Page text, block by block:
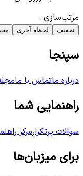
مرتب‌سازی :
تخفیف لحظه آخری
سپنجا
درباره ماتماس با ما
راهنمایی شما
سوالات پرتکرارمرکز
برای میزبان‌ها